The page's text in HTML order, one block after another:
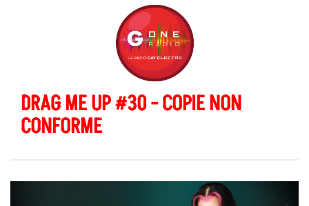
DRAG ME UP #30 - COPIE NON
CONFORME